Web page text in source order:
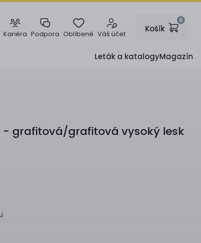
Kariéra Podpora Oblíbené Váš účet
Košík
0
Leták a katalogyMagazín
- grafitová/grafitová vysoký lesk